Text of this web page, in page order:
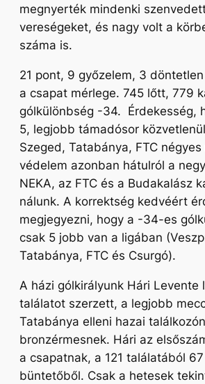
megnyerték mindenki
vereségeket, és nagy volt a
száma is.
21 pont, 9 győzelem, 3
a csapat mérlege. 745 lőtt, 779
gólkülönbség -34. Érdekesség,
5, legjobb támadósor
Szeged, Tatabánya, FTC
védelem azonban hátulról a
NEKA, az FTC és a Budakalász
nálunk. A korrektség kedvéért
megjegyezni, hogy a -34-es
csak 5 jobb van a ligában
Tatabánya, FTC és Csurgó).
A házi gólkirályunk Hári Levente
találatot szerzett, a legjobb
Tatabánya elleni hazai
bronzérmesnek. Hári az
a csapatnak, a 121 találatából
büntetőből. Csak a hetesek